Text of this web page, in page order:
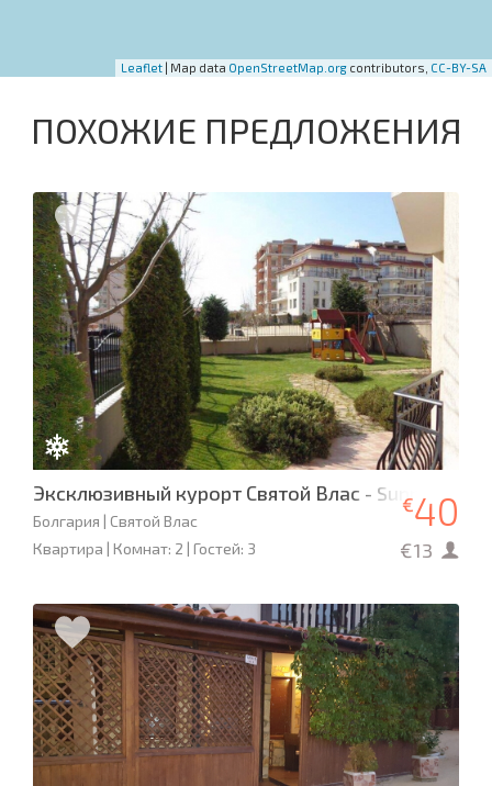
Leaflet | Map data OpenStreetMap.org contributors, CC-BY-SA
ПОХОЖИЕ ПРЕДЛОЖЕНИЯ
Эксклюзивный курорт Святой Влас - Sunrise
Болгария | Святой Влас
Квартира | Комнат: 2 | Гостей: 3
€40
€13